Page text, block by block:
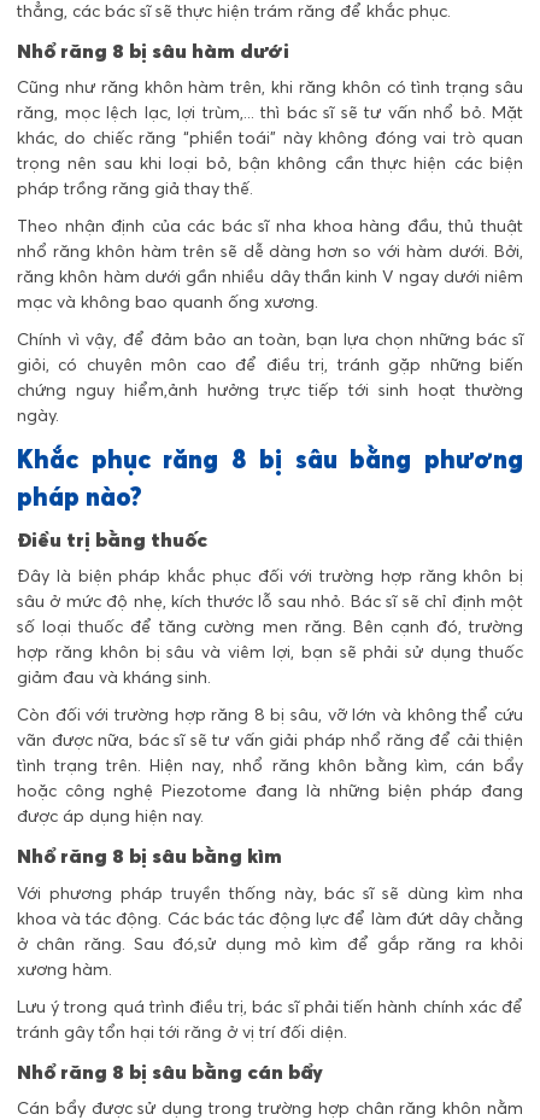
thẳng, các bác sĩ sẽ thực hiện trám răng để khắc phục.
Nhổ răng 8 bị sâu hàm dưới
Cũng như răng khôn hàm trên, khi răng khôn có tình trạng sâu
răng, mọc lệch lạc, lợi trùm,... thì bác sĩ sẽ tư vấn nhổ bỏ. Mặt
khác, do chiếc răng “phiền toái” này không đóng vai trò quan
trọng nên sau khi loại bỏ, bận không cần thực hiện các biện
pháp trồng răng giả thay thế.
Theo nhận định của các bác sĩ nha khoa hàng đầu, thủ thuật
nhổ răng khôn hàm trên sẽ dễ dàng hơn so với hàm dưới. Bởi,
răng khôn hàm dưới gần nhiều dây thần kinh V ngay dưới niêm
mạc và không bao quanh ống xương.
Chính vì vậy, để đảm bảo an toàn, bạn lựa chọn những bác sĩ
giỏi, có chuyên môn cao để điều trị, tránh gặp những biến
chứng nguy hiểm,ảnh hưởng trực tiếp tới sinh hoạt thường
ngày.
Khắc phục răng 8 bị sâu bằng phương
pháp nào?
Điều trị bằng thuốc
Đây là biện pháp khắc phục đối với trường hợp răng khôn bị
sâu ở mức độ nhẹ, kích thước lỗ sau nhỏ. Bác sĩ sẽ chỉ định một
số loại thuốc để tăng cường men răng. Bên cạnh đó, trường
hợp răng khôn bị sâu và viêm lợi, bạn sẽ phải sử dụng thuốc
giảm đau và kháng sinh.
Còn đối với trường hợp răng 8 bị sâu, vỡ lớn và không thể cứu
vãn được nữa, bác sĩ sẽ tư vấn giải pháp nhổ răng để cải thiện
tình trạng trên. Hiện nay, nhổ răng khôn bằng kìm, cán bẩy
hoặc công nghệ Piezotome đang là những biện pháp đang
được áp dụng hiện nay.
Nhổ răng 8 bị sâu bằng kìm
Với phương pháp truyền thống này, bác sĩ sẽ dùng kìm nha
khoa và tác động. Các bác tác động lực để làm đứt dây chằng
ở chân răng. Sau đó,sử dụng mỏ kìm để gắp răng ra khỏi
xương hàm.
Lưu ý trong quá trình điều trị, bác sĩ phải tiến hành chính xác để
tránh gây tổn hại tới răng ở vị trí đối diện.
Nhổ răng 8 bị sâu bằng cán bẩy
Cán bẩy được sử dụng trong trường hợp chân răng khôn nằm